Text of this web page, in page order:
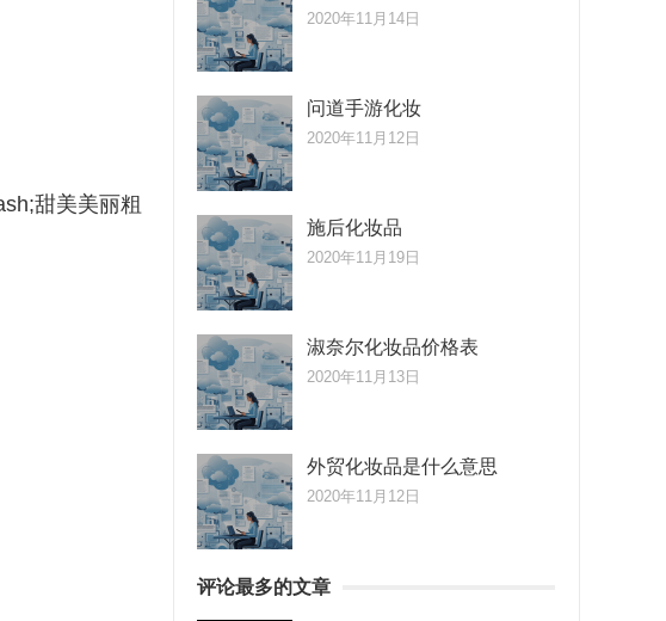
甜美美丽粗
2020年11月14日
问道手游化妆
2020年11月12日
施后化妆品
2020年11月19日
淑奈尔化妆品价格表
2020年11月13日
外贸化妆品是什么意思
2020年11月12日
评论最多的文章